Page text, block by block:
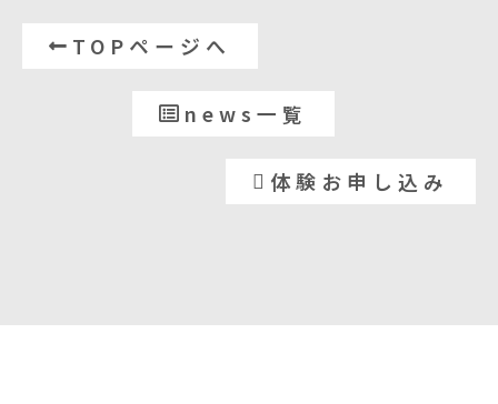
TOPページへ
news一覧
体験お申し込み